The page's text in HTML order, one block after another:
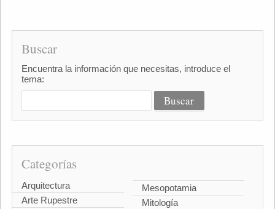
Buscar
Encuentra la información que necesitas, introduce el
tema:
Categorías
Arquitectura
Arte Rupestre
Mesopotamia
Mitología